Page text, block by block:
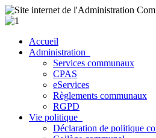
Accueil
Administration
Services communaux
CPAS
eServices
Règlements communaux
RGPD
Vie politique
Déclaration de politique